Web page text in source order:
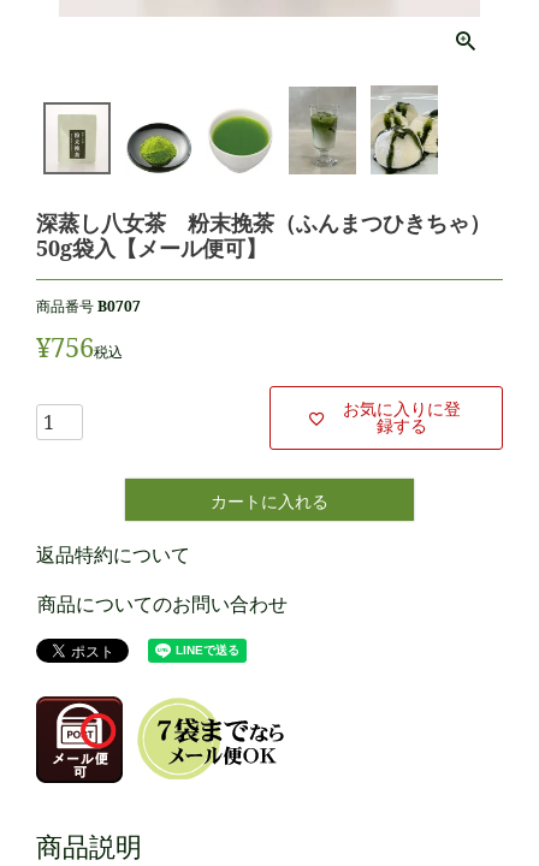
深蒸し八女茶 粉末挽茶（ふんまつひきちゃ）
50g袋入【メール便可】
商品番号 B0707
¥756税込
お気に入りに登
録する
カートに入れる
返品特約について
商品についてのお問い合わせ
商品説明